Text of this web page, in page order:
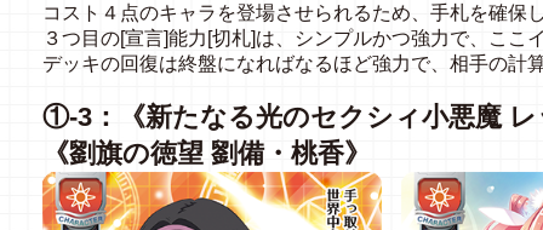
コスト４点のキャラを登場させられるため、手札を確保
３つ目の[宣言]能力[切札]は、シンプルかつ強力で、ここ
デッキの回復は終盤になればなるほど強力で、相手の計
①-3：《新たなる光のセクシィ小悪魔 レ
《劉旗の徳望 劉備・桃香》